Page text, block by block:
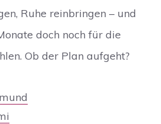
Ruhe reinbringen – und
doch noch für die
Ob der Plan aufgeht?